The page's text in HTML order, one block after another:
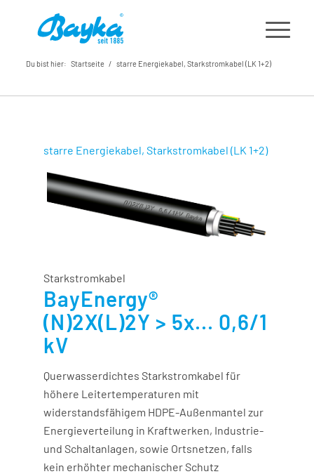
Du bist hier: Startseite / starre Energiekabel, Starkstromkabel (LK 1+2)
starre Energiekabel, Starkstromkabel (LK 1+2)
Starkstromkabel
BayEnergy®
(N)2X(L)2Y > 5x... 0,6/1
kV
Querwasserdichtes Starkstromkabel für
höhere Leitertemperaturen mit
widerstandsfähigem HDPE-Außenmantel zur
Energieverteilung in Kraftwerken, Industrie-
und Schaltanlagen, sowie Ortsnetzen, falls
kein erhöhter mechanischer Schutz